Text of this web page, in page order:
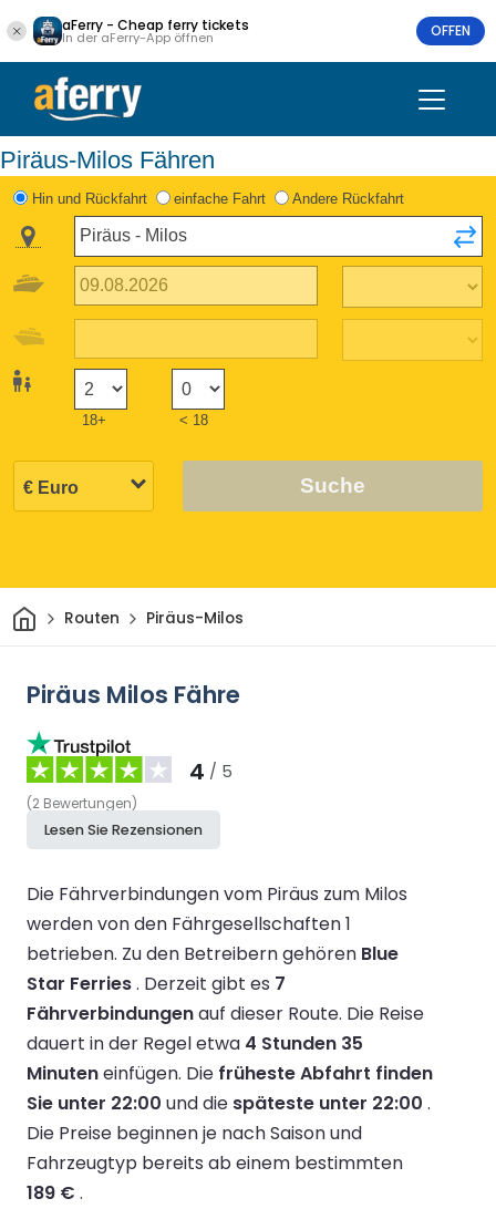
aFerry - Cheap ferry tickets
In der aFerry-App öffnen OFFEN
Piräus-Milos Fähren
Hin und Rückfahrt einfache Fahrt Andere Rückfahrt
18+ < 18
Suche
HeimRouten Piräus-Milos
Piräus Milos Fähre
4 / 5
(2 Bewertungen)
Lesen Sie Rezensionen
Die Fährverbindungen vom Piräus zum Milos
werden von den Fährgesellschaften 1
betrieben. Zu den Betreibern gehören Blue
Star Ferries. Derzeit gibt es 7
Fährverbindungenauf dieser Route. Die Reise
dauert in der Regel etwa 4 Stunden 35
Minuteneinfügen. Die früheste Abfahrt finden
Sie unter 22:00 und die späteste unter 22:00 .
Die Preise beginnen je nach Saison und
Fahrzeugtyp bereits ab einem bestimmten
189 € .